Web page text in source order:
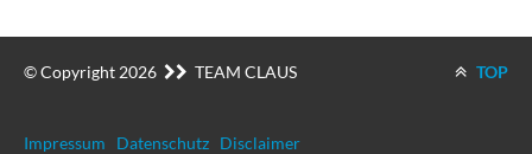
© Copyright 2026 TEAM CLAUS TOP
Impressum Datenschutz Disclaimer